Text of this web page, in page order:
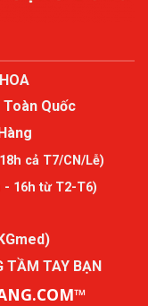
Toàn Quốc
cả T7/CN/Lễ)
- 16h từ T2-T6)
TẦM TAY BẠN